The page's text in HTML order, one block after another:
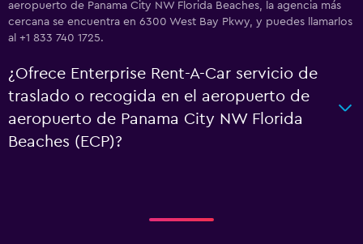
aeropuerto de Panama City NW Florida Beaches, la agencia más
cercana se encuentra en 6300 West Bay Pkwy, y puedes llamarlos
al +1 833 740 1725.
¿Ofrece Enterprise Rent-A-Car servicio de
traslado o recogida en el aeropuerto de
aeropuerto de Panama City NW Florida
Beaches (ECP)?